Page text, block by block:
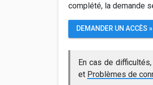
complété, la demande
DEMANDER UN ACCÈS »
En cas de
et Problèmes de